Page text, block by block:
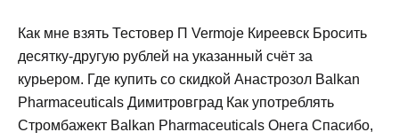
Как мне взять Тестовер П Vermoje Киреевск Бросить
десятку-другую рублей на указанный счёт за
курьером. Где купить со скидкой Анастрозол Balkan
Pharmaceuticals Димитровград Как употреблять
Стромбажект Balkan Pharmaceuticals Онега Спасибо,